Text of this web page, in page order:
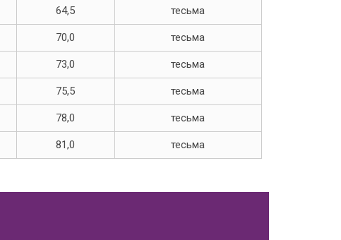
64,5 тесьма
70,0 тесьма
73,0 тесьма
75,5 тесьма
78,0 тесьма
81,0 тесьма